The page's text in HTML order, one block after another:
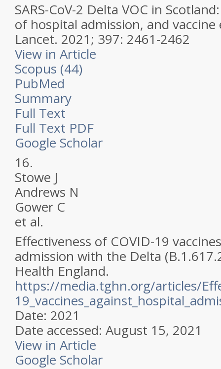
SARS-CoV-2 Delta VOC in
of hospital admission, and vaccine
Lancet. 2021; 397: 2461-2462
View in Article
Scopus (44)
PubMed
Summary
Full Text
Full Text PDF
Google Scholar
16.
Stowe J
Andrews N
Gower C
et al.
Effectiveness of COVID-19
admission with the Delta
Health England.
https://media.tghn.org/articles/
Date: 2021
Date accessed: August 15, 2021
View in Article
Google Scholar